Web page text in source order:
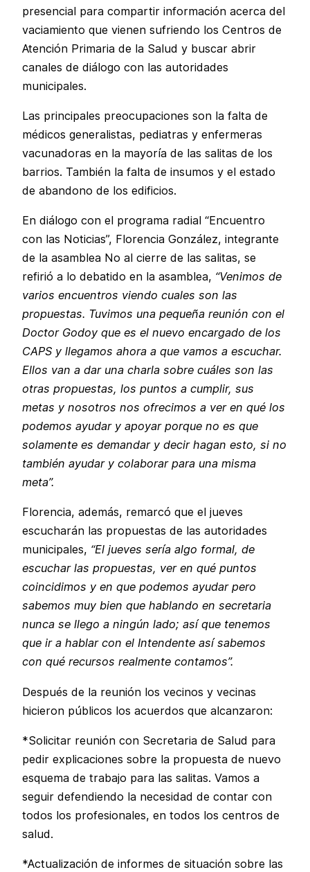
presencial para compartir información acerca del
vaciamiento que vienen sufriendo los Centros de
Atención Primaria de la Salud y buscar abrir
canales de diálogo con las autoridades
municipales.
Las principales preocupaciones son la falta de
médicos generalistas, pediatras y enfermeras
vacunadoras en la mayoría de las salitas de los
barrios. También la falta de insumos y el estado
de abandono de los edificios.
En diálogo con el programa radial “Encuentro
con las Noticias”, Florencia González, integrante
de la asamblea No al cierre de las salitas, se
refirió a lo debatido en la asamblea, “Venimos de
varios encuentros viendo cuales son las
propuestas. Tuvimos una pequeña reunión con el
Doctor Godoy que es el nuevo encargado de los
CAPS y llegamos ahora a que vamos a escuchar.
Ellos van a dar una charla sobre cuáles son las
otras propuestas, los puntos a cumplir, sus
metas y nosotros nos ofrecimos a ver en qué los
podemos ayudar y apoyar porque no es que
solamente es demandar y decir hagan esto, si no
también ayudar y colaborar para una misma
meta”.
Florencia, además, remarcó que el jueves
escucharán las propuestas de las autoridades
municipales, “El jueves sería algo formal, de
escuchar las propuestas, ver en qué puntos
coincidimos y en que podemos ayudar pero
sabemos muy bien que hablando en secretaria
nunca se llego a ningún lado; así que tenemos
que ir a hablar con el Intendente así sabemos
con qué recursos realmente contamos”.
Después de la reunión los vecinos y vecinas
hicieron públicos los acuerdos que alcanzaron:
*Solicitar reunión con Secretaria de Salud para
pedir explicaciones sobre la propuesta de nuevo
esquema de trabajo para las salitas. Vamos a
seguir defendiendo la necesidad de contar con
todos los profesionales, en todos los centros de
salud.
*Actualización de informes de situación sobre las